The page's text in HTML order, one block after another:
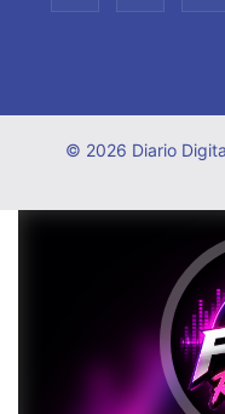
© 2026 Diario